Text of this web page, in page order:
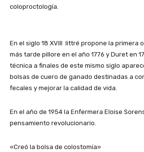
coloproctología.
En el siglo 18 XVIII littré propone la primera
más tarde pillore en el año 1776 y Duret en
técnica a finales de este mismo siglo
bolsas de cuero de ganado destinadas a
fecales y mejorar la calidad de vida.
En el año de 1954 la Enfermera Eloise
pensamiento revolucionario.
«Creó la bolsa de colostomía»